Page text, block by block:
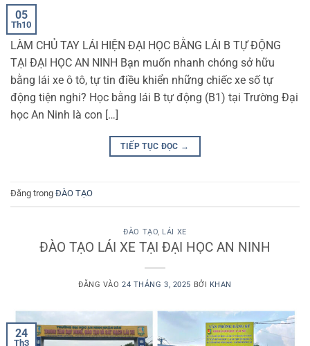
05
Th10
LÀM CHỦ TAY LÁI HIỆN ĐẠI HỌC BẰNG LÁI B TỰ ĐỘNG
TẠI ĐẠI HỌC AN NINH Bạn muốn nhanh chóng sở hữu
bằng lái xe ô tô, tự tin điều khiển những chiếc xe số tự
động tiện nghi? Học bằng lái B tự động (B1) tại Trường Đại
học An Ninh là con […]
TIẾP TỤC ĐỌC →
Đăng trong ĐÀO TẠO
ĐÀO TẠO, LÁI XE
ĐÀO TẠO LÁI XE TẠI ĐẠI HỌC AN NINH
ĐĂNG VÀO 24 THÁNG 3, 2025 BỞI KHAN
24
Th3